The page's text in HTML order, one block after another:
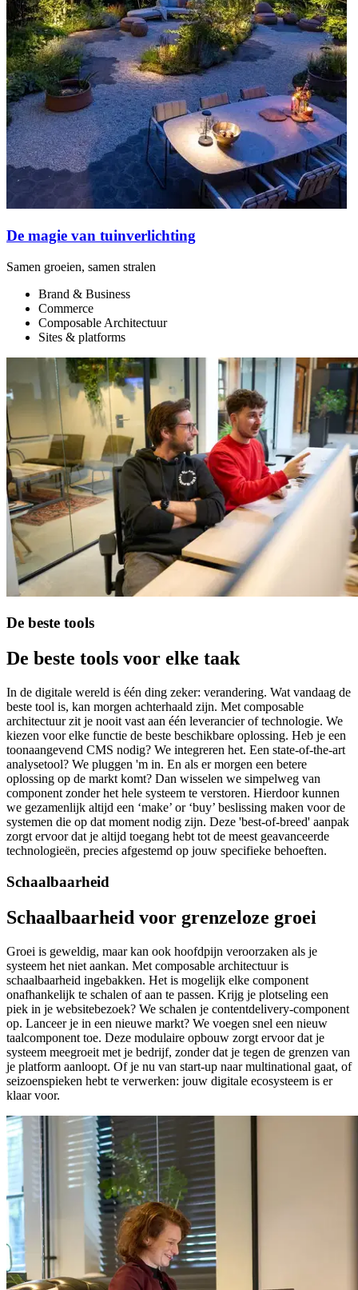
De magie van tuinverlichting
Samen groeien, samen stralen
Brand & Business
Commerce
Composable Architectuur
Sites & platforms
De beste tools
De beste tools voor elke taak
In de digitale wereld is één ding zeker: verandering. Wat vandaag de
beste tool is, kan morgen achterhaald zijn. Met composable
architectuur zit je nooit vast aan één leverancier of technologie. We
kiezen voor elke functie de beste beschikbare oplossing. Heb je een
toonaangevend CMS nodig? We integreren het. Een state-of-the-art
analysetool? We pluggen 'm in. En als er morgen een betere
oplossing op de markt komt? Dan wisselen we simpelweg van
component zonder het hele systeem te verstoren. Hierdoor kunnen
we gezamenlijk altijd een ‘make’ or ‘buy’ beslissing maken voor de
systemen die op dat moment nodig zijn. Deze 'best-of-breed' aanpak
zorgt ervoor dat je altijd toegang hebt tot de meest geavanceerde
technologieën, precies afgestemd op jouw specifieke behoeften.
Schaalbaarheid
Schaalbaarheid voor grenzeloze groei
Groei is geweldig, maar kan ook hoofdpijn veroorzaken als je
systeem het niet aankan. Met composable architectuur is
schaalbaarheid ingebakken. Het is mogelijk elke component
onafhankelijk te schalen of aan te passen. Krijg je plotseling een
piek in je websitebezoek? We schalen je contentdelivery-component
op. Lanceer je in een nieuwe markt? We voegen snel een nieuw
taalcomponent toe. Deze modulaire opbouw zorgt ervoor dat je
systeem meegroeit met je bedrijf, zonder dat je tegen de grenzen van
je platform aanloopt. Of je nu van start-up naar multinational gaat, of
seizoenspieken hebt te verwerken: jouw digitale ecosysteem is er
klaar voor.